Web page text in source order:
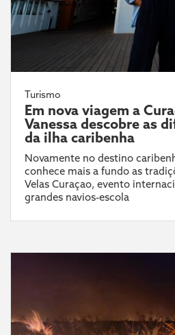
Turismo
Em nova viagem a
Vanessa descobre as
da ilha caribenha
Novamente no destino
conhece mais a fundo as
Velas Curaçao, evento
grandes navios-escola